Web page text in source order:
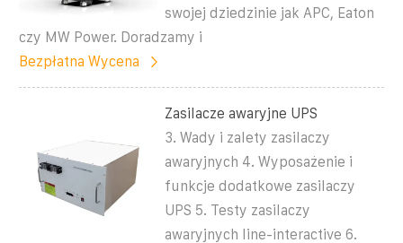
swojej dziedzinie jak APC, Eaton
czy MW Power. Doradzamy i
Bezpłatna Wycena
Zasilacze awaryjne UPS
3. Wady i zalety zasilaczy
awaryjnych 4. Wyposażenie i
funkcje dodatkowe zasilaczy
UPS 5. Testy zasilaczy
awaryjnych line-interactive 6.